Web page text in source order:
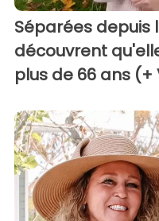
Séparées depuis
découvrent
plus de 66 ans (+